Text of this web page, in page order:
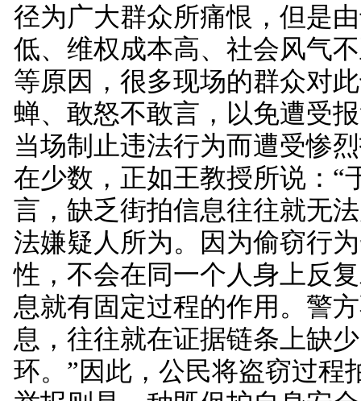
径为广大群众所痛恨，但是
低、维权成本高、社会风气
等原因，很多现场的群众对
蝉、敢怒不敢言，以免遭受
当场制止违法行为而遭受惨
在少数，正如王教授所说：“
言，缺乏街拍信息往往就无
法嫌疑人所为。因为偷窃行
性，不会在同一个人身上反
息就有固定过程的作用。警
息，往往就在证据链条上缺
环。”因此，公民将盗窃过程